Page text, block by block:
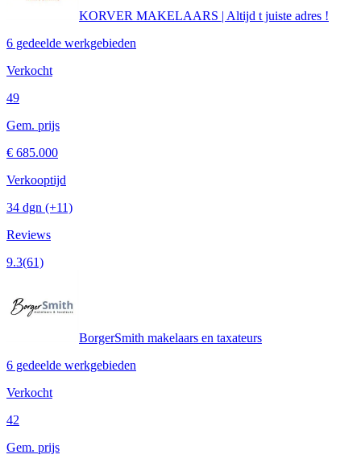
KORVER MAKELAARS | Altijd t juiste adres !
6 gedeelde werkgebieden
Verkocht
49
Gem. prijs
€ 685.000
Verkooptijd
34 dgn (+11)
Reviews
9.3(61)
BorgerSmith makelaars en taxateurs
6 gedeelde werkgebieden
Verkocht
42
Gem. prijs